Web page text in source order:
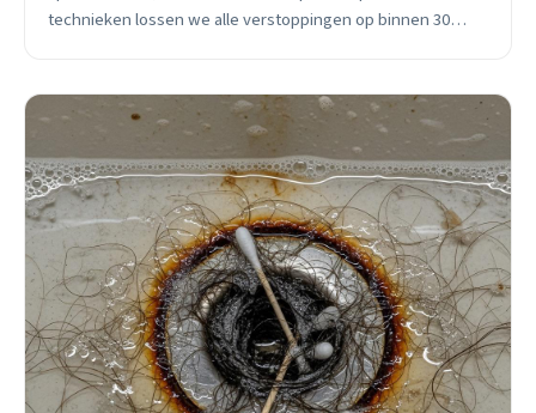
technieken lossen we alle verstoppingen op binnen 30